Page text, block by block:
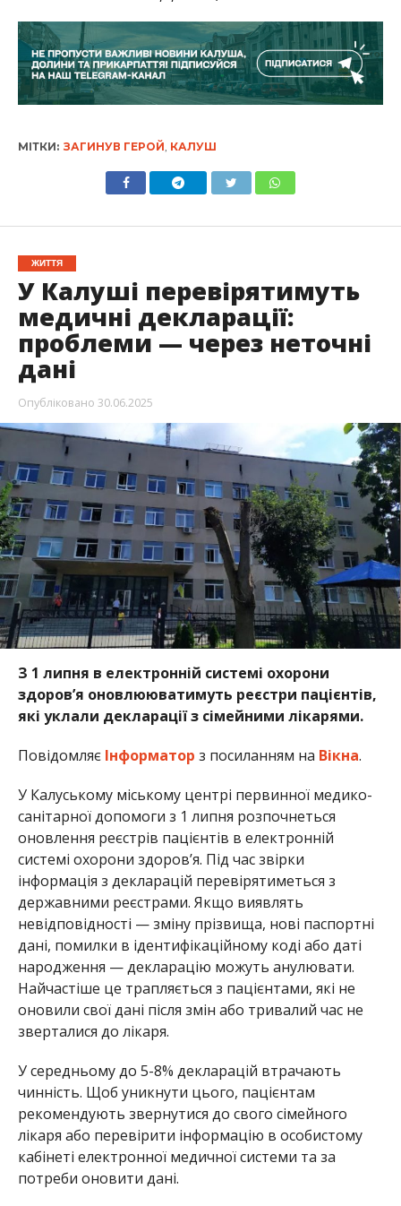
МІТКИ: ЗАГИНУВ ГЕРОЙ, КАЛУШ
ЖИТТЯ
У Калуші перевірятимуть
медичні декларації:
проблеми — через неточні
дані
Опубліковано 30.06.2025
З 1 липня в електронній системі охорони
здоров’я оновлююватимуть реєстри пацієнтів,
які уклали декларації з сімейними лікарями.
Повідомляє Інформатор з посиланням на Вікна.
У Калуському міському центрі первинної медико-
санітарної допомоги з 1 липня розпочнеться
оновлення реєстрів пацієнтів в електронній
системі охорони здоров’я. Під час звірки
інформація з декларацій перевірятиметься з
державними реєстрами. Якщо виявлять
невідповідності — зміну прізвища, нові паспортні
дані, помилки в ідентифікаційному коді або даті
народження — декларацію можуть анулювати.
Найчастіше це трапляється з пацієнтами, які не
оновили свої дані після змін або тривалий час не
зверталися до лікаря.
У середньому до 5-8% декларацій втрачають
чинність. Щоб уникнути цього, пацієнтам
рекомендують звернутися до свого сімейного
лікаря або перевірити інформацію в особистому
кабінеті електронної медичної системи та за
потреби оновити дані.